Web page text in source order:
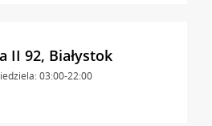
II 92, Białystok
03:00-22:00